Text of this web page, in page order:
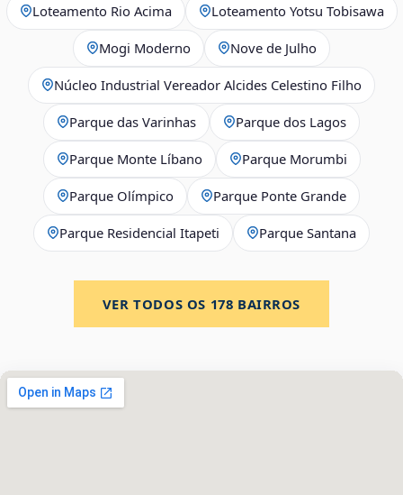
Loteamento Rio Acima Loteamento Yotsu Tobisawa
Mogi Moderno Nove de Julho
Núcleo Industrial Vereador Alcides Celestino Filho
Parque das Varinhas Parque dos Lagos
Parque Monte Líbano Parque Morumbi
Parque Olímpico Parque Ponte Grande
Parque Residencial Itapeti Parque Santana
VER TODOS OS 178 BAIRROS